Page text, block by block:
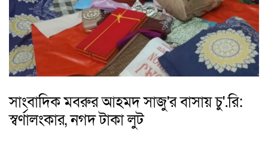
সাংবাদিক মবরুর আহমদ সাজু'র বাসায় চু'.রি:
স্বর্ণালংকার, নগদ টাকা লুট